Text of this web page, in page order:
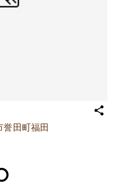
誉田町福田